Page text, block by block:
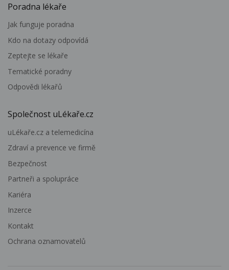
Poradna lékaře
Jak funguje poradna
Kdo na dotazy odpovídá
Zeptejte se lékaře
Tematické poradny
Odpovědi lékařů
Společnost uLékaře.cz
uLékaře.cz a telemedicína
Zdraví a prevence ve firmě
Bezpečnost
Partneři a spolupráce
Kariéra
Inzerce
Kontakt
Ochrana oznamovatelů